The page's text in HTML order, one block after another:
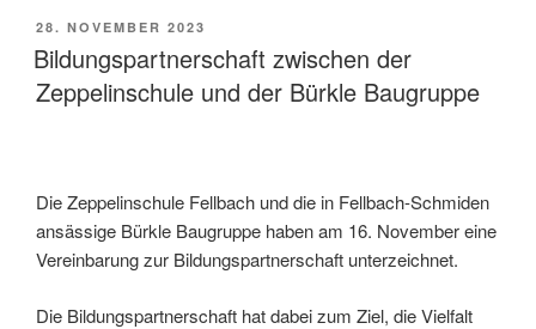
VERÖFFENTLICHT
AM
28. NOVEMBER 2023
Bildungspartnerschaft zwischen der
Zeppelinschule und der Bürkle Baugruppe
Die Zeppelinschule Fellbach und die in Fellbach-Schmiden
ansässige Bürkle Baugruppe haben am 16. November eine
Vereinbarung zur Bildungspartnerschaft unterzeichnet.
Die Bildungspartnerschaft hat dabei zum Ziel, die Vielfalt